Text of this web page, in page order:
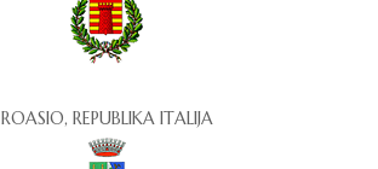
ROASIO, REPUBLIKA ITALIJA